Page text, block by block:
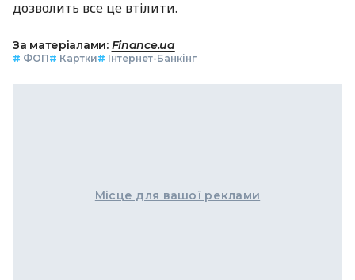
дозволить все це втілити.
За матеріалами: Finance.ua
# ФОП# Картки# Інтернет-Банкінг
Місце для вашої реклами